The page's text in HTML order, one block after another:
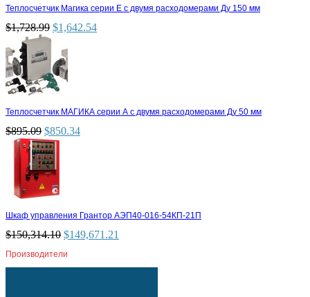
Теплосчетчик Магика серии Е с двумя расходомерами Ду 150 мм
$1,728.99 $1,642.54
Теплосчетчик МАГИКА серии А с двумя расходомерами Ду 50 мм
$895.09 $850.34
Шкаф управления Грантор АЭП40-016-54КП-21П
$150,314.10 $149,671.21
Производители